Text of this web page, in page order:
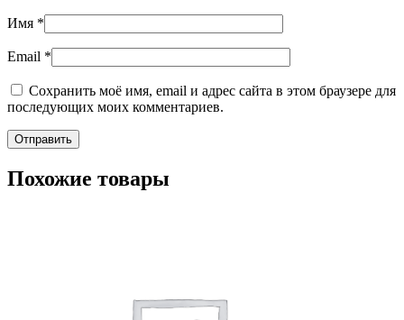
Имя *
Email *
Сохранить моё имя, email и адрес сайта в этом браузере для
последующих моих комментариев.
Похожие товары